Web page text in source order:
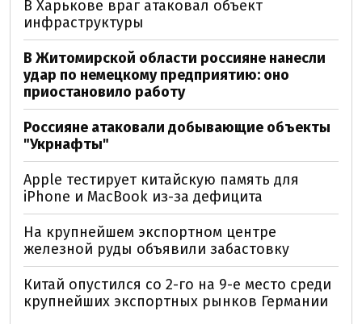
В Харькове враг атаковал объект
инфраструктуры
В Житомирской области россияне нанесли
удар по немецкому предприятию: оно
приостановило работу
Россияне атаковали добывающие объекты
"Укрнафты"
Apple тестирует китайскую память для
iPhone и MacBook из-за дефицита
На крупнейшем экспортном центре
железной руды объявили забастовку
Китай опустился со 2-го на 9-е место среди
крупнейших экспортных рынков Германии